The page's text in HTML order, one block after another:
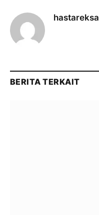
hastareksa
BERITA TERKAIT